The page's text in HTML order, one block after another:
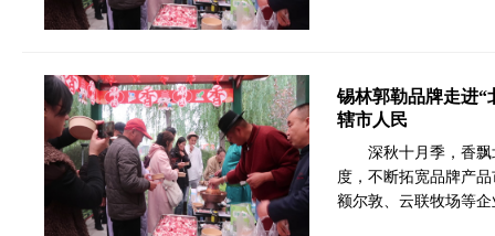
锡林郭勒品牌走进“
辖市人民
深秋十月季，香
度，不断拓宽品牌产
额尔敦、云联牧场等